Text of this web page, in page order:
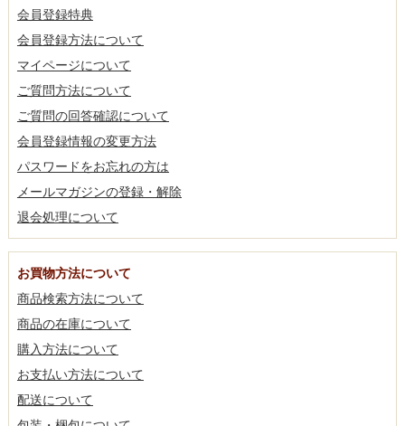
会員登録特典
会員登録方法について
マイページについて
ご質問方法について
ご質問の回答確認について
会員登録情報の変更方法
パスワードをお忘れの方は
メールマガジンの登録・解除
退会処理について
お買物方法について
商品検索方法について
商品の在庫について
購入方法について
お支払い方法について
配送について